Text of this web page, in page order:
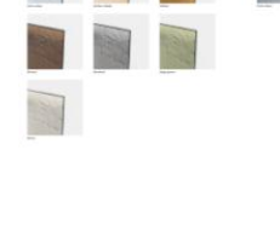
Вывоз
очистка помещения